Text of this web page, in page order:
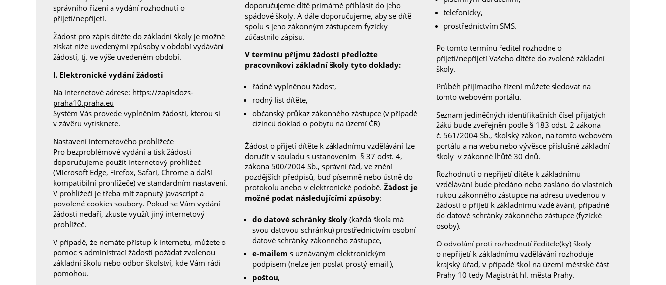
správního řízení a vydání rozhodnutí o
přijetí/nepřijetí.
Žádost pro zápis dítěte do základní školy je možné
získat níže uvedenými způsoby v období vydávání
žádostí, tj. ve výše uvedeném období.
I. Elektronické vydání žádosti
Na internetové adrese: https://zapisdozs-
praha10.praha.eu
Systém Vás provede vyplněním žádosti, kterou si
v závěru vytisknete.
Nastavení internetového prohlížeče
Pro bezproblémové vydání a tisk žádosti
doporučujeme použít internetový prohlížeč
(Microsoft Edge, Firefox, Safari, Chrome a další
kompatibilní prohlížeče) ve standardním nastavení.
V prohlížeči je třeba mít zapnutý javascript a
povolené cookies soubory. Pokud se Vám vydání
žádosti nedaří, zkuste využít jiný internetový
prohlížeč.
V případě, že nemáte přístup k internetu, můžete o
pomoc s administrací žádosti požádat zvolenou
základní školu nebo odbor školství, kde Vám rádi
pomohou.
doporučujeme dítě primárně přihlásit do jeho
spádové školy. A dále doporučujeme, aby se dítě
spolu s jeho zákonným zástupcem fyzicky
zúčastnilo zápisu.
V termínu příjmu žádostí předložte
pracovníkovi základní školy tyto doklady:
řádně vyplněnou žádost,
rodný list dítěte,
občanský průkaz zákonného zástupce (v případě
cizinců doklad o pobytu na území ČR)
Žádost o přijetí dítěte k základnímu vzdělávání lze
doručit v souladu s ustanovením § 37 odst. 4,
zákona 500/2004 Sb., správní řád, ve znění
pozdějších předpisů, buď písemně nebo ústně do
protokolu anebo v elektronické podobě. Žádost je
možné podat následujícími způsoby:
do datové schránky školy(každá škola má
svou datovou schránku) prostřednictvím osobní
datové schránky zákonného zástupce,
e-mailem s uznávaným elektronickým
podpisem (nelze jen poslat prostý email!),
poštou,
telefonicky,
prostřednictvím SMS.
Po tomto termínu ředitel rozhodne o
přijetí/nepřijetí Vašeho dítěte do zvolené základní
školy.
Průběh přijímacího řízení můžete sledovat na
tomto webovém portálu.
Seznam jediněčných identifikačních čísel přijatých
žáků bude zveřejněn podle § 183 odst. 2 zákona
č. 561/2004 Sb., školský zákon, na tomto webovém
portálu a na webu nebo vývěsce příslušné základní
školy v zákonné lhůtě 30 dnů.
Rozhodnutí o nepřijetí dítěte k základnímu
vzdělávání bude předáno nebo zasláno do vlastních
rukou zákonného zástupce na adresu uvedenou v
žádosti o přijetí k základnímu vzdělávání, případně
do datové schránky zákonného zástupce (fyzické
osoby).
O odvolání proti rozhodnutí ředitele(ky) školy
o nepřijetí k základnímu vzdělávání rozhoduje
krajský úřad, v případě škol na území městské části
Prahy 10 tedy Magistrát hl. města Prahy.